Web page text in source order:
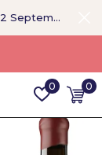
0 0
Nieuw: Not Your Average Winefestival 11 en 12 September >